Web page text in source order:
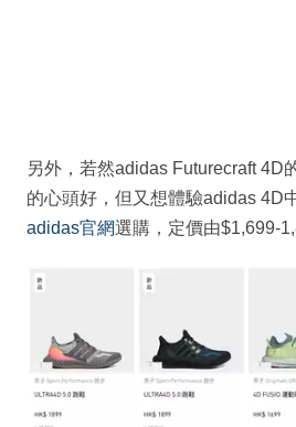
另外，若然adidas Futurecraft 4D
的心頭好，但又想體驗adidas 4D
adidas官網選購，定價由$1,699-